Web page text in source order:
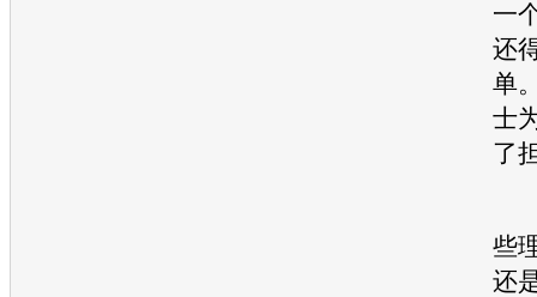
一
还
单
士
了
些
还